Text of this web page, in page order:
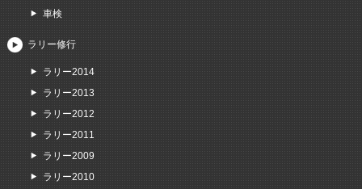
車検
ラリー修行
ラリー2014
ラリー2013
ラリー2012
ラリー2011
ラリー2009
ラリー2010